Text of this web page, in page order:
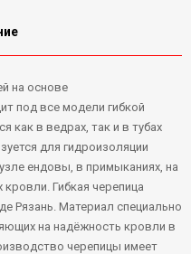
на основе
под все модели гибкой
как в ведрах, так и в тубах
для гидроизоляции
ендовы, в примыканиях, на
кровли. Гибкая черепица
Рязань. Материал специально
на надёжность кровли в
черепицы имеет